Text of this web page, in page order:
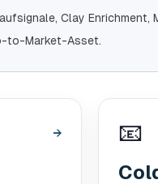
Clay Enrichment,
to-Market-Asset.
→ 📧